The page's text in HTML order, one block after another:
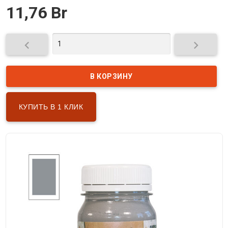
11,76 Br
 
КУПИТЬ В 1 КЛИК